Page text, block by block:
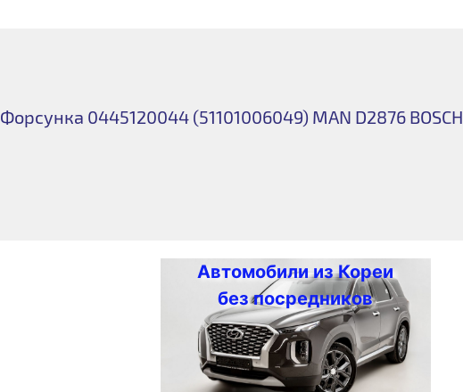
Форсунка 0445120044 (51101006049) MAN D2876 BOSCH
Автомобили из Кореи
без посредников